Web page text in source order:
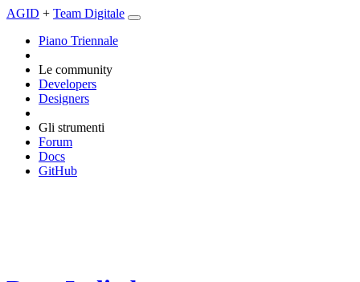
AGID + Team Digitale
Piano Triennale
Le community
Developers
Designers
Gli strumenti
Forum
Docs
GitHub